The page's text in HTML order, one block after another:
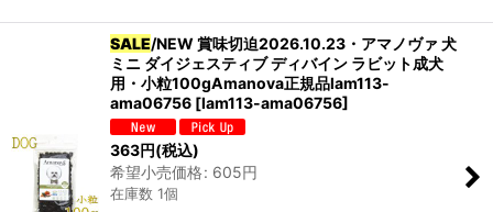
SALE/NEW 賞味切迫2026.10.23・アマノヴァ 犬
ミニ ダイジェスティブ ディバイン ラビット成犬
用・小粒100gAmanova正規品lam113-
ama06756 [lam113-ama06756]
363円(税込)
希望小売価格: 605円
在庫数 1個